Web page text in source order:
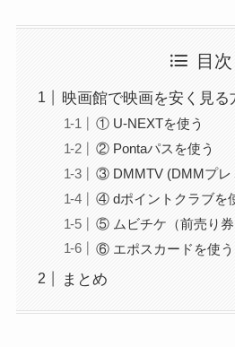
目次
映画館で映画を安く見る
① U-NEXTを使う
② Pontaパスを使う
③ DMMTV (DMMプレ
④ dポイントクラブを
⑤ ムビチケ（前売り券
⑥ エポスカードを使う
まとめ